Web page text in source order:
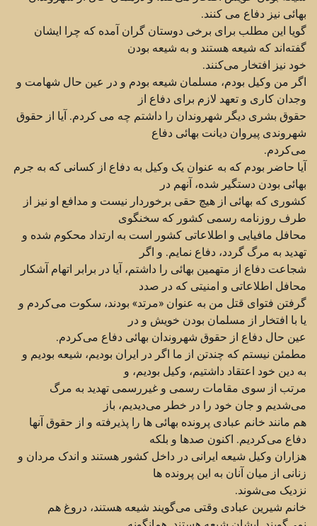
بهائی نیز دفاع می کنند.‏
گویا این مطلب برای برخی دوستان گران آمده که چرا ایشان
گفته‌اند که شیعه هستند و به شیعه بودن
خود نیز ‏افتخار می‌کنند.‏
اگر من وکیل بودم، مسلمان شیعه بودم و در عین حال شهامت و
وجدان کاری و تعهد لازم برای دفاع از
حقوق ‏بشری دیگر شهروندان را داشتم چه می کردم. آیا از حقوق
شهروندی پیروان دیانت بهائی دفاع
می‌کردم.‏
آیا حاضر بودم که به عنوان یک وکیل به دفاع از کسانی که به جرم
بهائی بودن دستگیر شده، ‌آنهم در
کشوری که ‏بهائی از هیچ حقی برخوردار نیست و مدافع او نیز از
طرف روزنامه رسمی کشور که سخنگوی
محافل مافیایی و ‏اطلاعاتی کشور است به ارتداد محکوم شده و
تهدید به مرگ گردد، دفاع نمایم. و اگر
شجاعت دفاع از متهمین ‏بهائی را داشتم، آیا در برابر اتهام آشکار
محافل اطلاعاتی و امنیتی که در صدد
گرفتن فتوای قتل من به عنوان ‏‏«مرتد» بودند، سکوت می‌کردم و
یا با افتخار از مسلمان بودن خویش و در
عین حال دفاع از حقوق شهروندان ‏بهائی دفاع می‌کردم.‏
مطمئن نیستم که چندتن از ما اگر در ایران بودیم، شیعه بودیم و
به دین خود اعتقاد داشتیم، وکیل بودیم، و
مرتب از ‏سوی مقامات رسمی و غیررسمی تهدید به مرگ
می‌شدیم و جان خود را در خطر می‌دیدیم، باز
هم مانند خانم ‏عبادی پرونده بهائی ها را پذیرفته و از حقوق آنها
دفاع می‌کردیم. اکنون صدها و بلکه
هزاران وکیل شیعه ایرانی ‏در داخل کشور هستند و اندک مردان و
زنانی از میان آنان به این پرونده ها
نزدیک می‌شوند.‏
خانم شیرین عبادی وقتی می‌گویند شیعه هستند، دروغ هم